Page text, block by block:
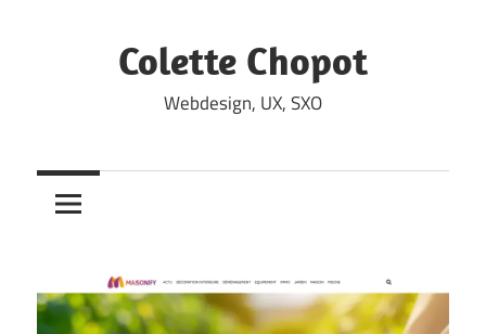
Colette Chopot
Webdesign, UX, SXO